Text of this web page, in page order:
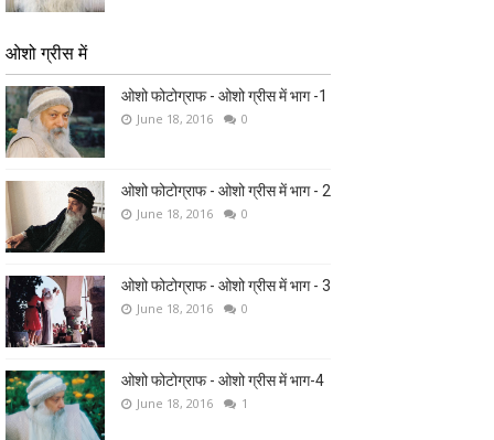
ओशो ग्रीस में
ओशो फोटोग्राफ - ओशो ग्रीस में भाग -1
June 18, 2016 0
ओशो फोटोग्राफ - ओशो ग्रीस में भाग - 2
June 18, 2016 0
ओशो फोटोग्राफ - ओशो ग्रीस में भाग - 3
June 18, 2016 0
ओशो फोटोग्राफ - ओशो ग्रीस में भाग-4
June 18, 2016 1